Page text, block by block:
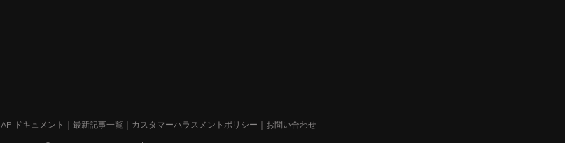
APIドキュメント ｜ 最新記事一覧 ｜ カスタマーハラスメントポリシー ｜ お問い合わせ